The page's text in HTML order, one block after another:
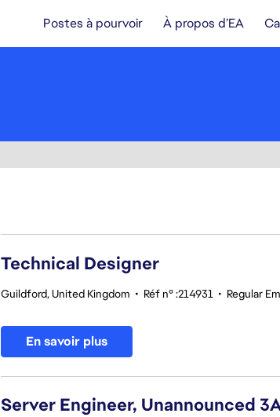
Postes à pourvoir À propos d’EA
Technical Designer
Guildford, United Kingdom • Réf n° :214931 • Regular
En savoir plus
Server Engineer, Unannounced